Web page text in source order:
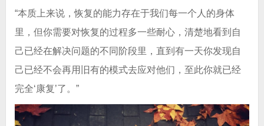
“本质上来说，恢复的能力存在于我们每一个人的身体
里，但你需要对恢复的过程多一些耐心，清楚地看到自
己已经在解决问题的不同阶段里，直到有一天你发现自
己已经不会再用旧有的模式去应对他们，至此你就已经
完全‘康复’了。”